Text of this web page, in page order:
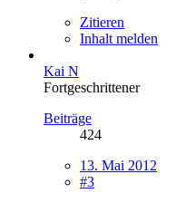
Zitieren
Inhalt melden
Kai N
Fortgeschrittener
Beiträge
424
13. Mai 2012
#3